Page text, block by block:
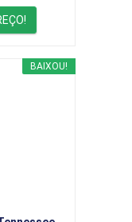
BAIXOU!